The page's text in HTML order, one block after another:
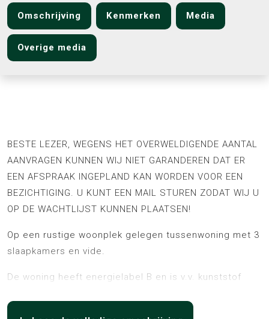
Omschrijving Kenmerken Media
Overige media
BESTE LEZER, WEGENS HET OVERWELDIGENDE AANTAL
AANVRAGEN KUNNEN WIJ NIET GARANDEREN DAT ER
EEN AFSPRAAK INGEPLAND KAN WORDEN VOOR EEN
BEZICHTIGING. U KUNT EEN MAIL STUREN ZODAT WIJ U
OP DE WACHTLIJST KUNNEN PLAATSEN!
Op een rustige woonplek gelegen tussenwoning met 3
slaapkamers en vide.
De woning heeft energielabel B en is v.v. kunststof